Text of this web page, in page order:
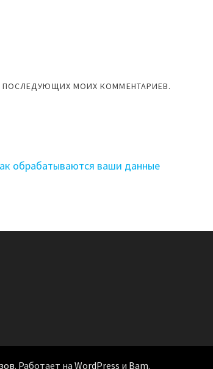
ПОСЛЕДУЮЩИХ МОИХ КОММЕНТАРИЕВ.
обрабатываются ваши данные
. Работает наWordPress и Bam.